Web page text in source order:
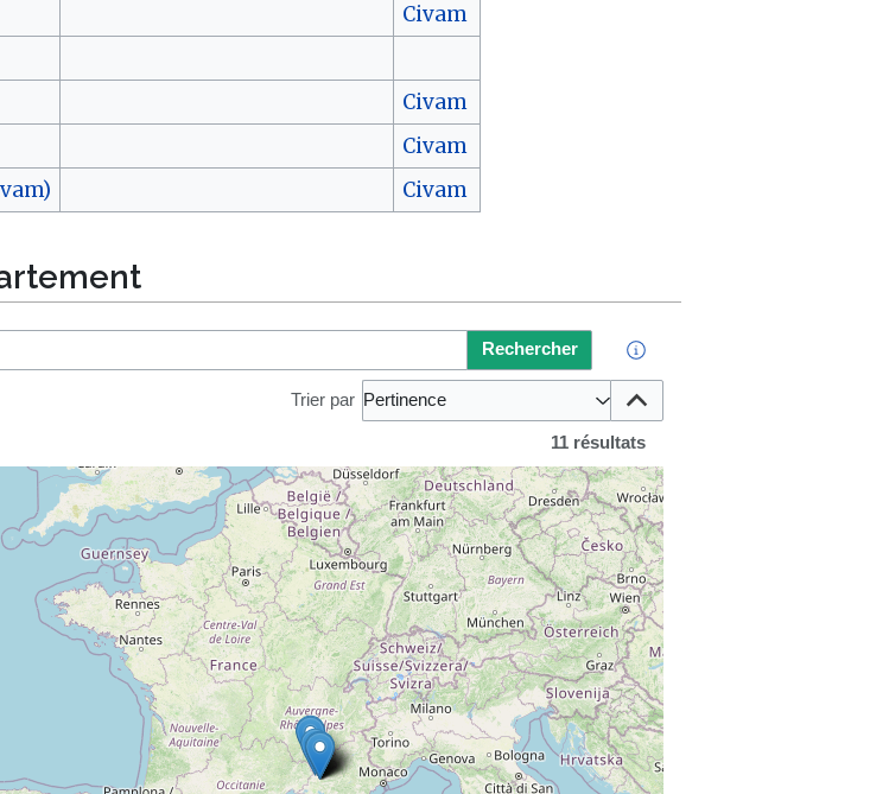
Civam
Civam
Civam
Civam
Rechercher
Trier par Pertinence
11 résultats